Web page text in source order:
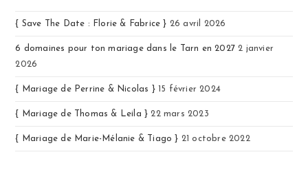
{ Save The Date : Florie & Fabrice } 26 avril 2026
6 domaines pour ton mariage dans le Tarn en 2027 2 janvier
2026
{ Mariage de Perrine & Nicolas } 15 février 2024
{ Mariage de Thomas & Leila } 22 mars 2023
{ Mariage de Marie-Mélanie & Tiago } 21 octobre 2022